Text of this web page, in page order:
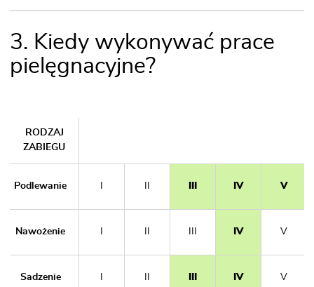
3. Kiedy wykonywać prace
pielęgnacyjne?
RODZAJ
ZABIEGU
Podlewanie IV V
Nawożenie IV V
Sadzenie IV V